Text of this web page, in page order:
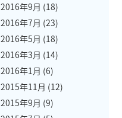
2016年9月 (18)
2016年7月 (23)
2016年5月 (18)
2016年3月 (14)
2016年1月 (6)
2015年11月 (12)
2015年9月 (9)